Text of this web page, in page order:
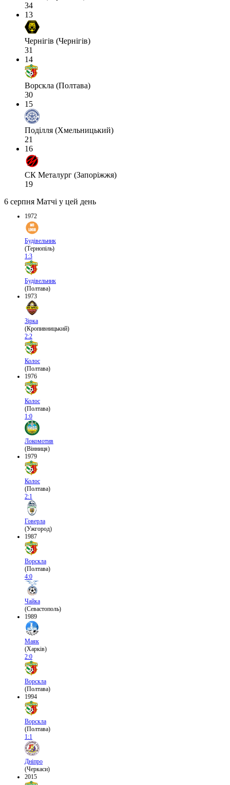
34
13
Чернігів (Чернігів)
31
14
Ворскла (Полтава)
30
15
Поділля (Хмельницький)
21
16
СК Металург (Запоріжжя)
19
6 серпня Матчі у цей день
1972
Будівельник
(Тернопіль)
1:3
Будівельник
(Полтава)
1973
Зірка
(Кропивницький)
2:2
Колос
(Полтава)
1976
Колос
(Полтава)
1:0
Локомотив
(Вінниця)
1979
Колос
(Полтава)
2:1
Говерла
(Ужгород)
1987
Ворскла
(Полтава)
4:0
Чайка
(Севастополь)
1989
Маяк
(Харків)
2:0
Ворскла
(Полтава)
1994
Ворскла
(Полтава)
1:1
Дніпро
(Черкаси)
2015